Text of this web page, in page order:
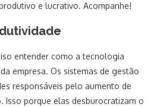
e lucrativo. Acompanhe!
entender como a tecnologia
empresa. Os sistemas de gestão
responsáveis pelo aumento de
Isso porque elas desburocratizam o